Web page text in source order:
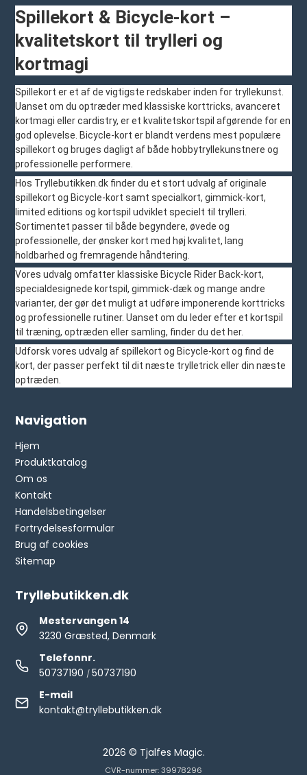
Spillekort & Bicycle-kort –
kvalitetskort til trylleri og
kortmagi
Spillekort er et af de vigtigste redskaber inden for tryllekunst.
Uanset om du optræder med klassiske korttricks, avanceret
kortmagi eller cardistry, er et kvalitetskortspil afgørende for en
god oplevelse. Bicycle-kort er blandt verdens mest populære
spillekort og bruges dagligt af både hobbytryllekunstnere og
professionelle performere.
Hos Tryllebutikken.dk finder du et stort udvalg af originale
spillekort og Bicycle-kort samt specialkort, gimmick-kort,
limited editions og kortspil udviklet specielt til trylleri.
Sortimentet passer til både begyndere, øvede og
professionelle, der ønsker kort med høj kvalitet, lang
holdbarhed og fremragende håndtering.
Vores udvalg omfatter klassiske Bicycle Rider Back-kort,
specialdesignede kortspil, gimmick-dæk og mange andre
varianter, der gør det muligt at udføre imponerende korttricks
og professionelle rutiner. Uanset om du leder efter et kortspil
til træning, optræden eller samling, finder du det her.
Udforsk vores udvalg af spillekort og Bicycle-kort og find de
kort, der passer perfekt til dit næste trylletrick eller din næste
optræden.
Navigation
Hjem
Produktkatalog
Om os
Kontakt
Handelsbetingelser
Fortrydelsesformular
Brug af cookies
Sitemap
Tryllebutikken.dk
Mestervangen 14
3230 Græsted, Denmark
Telefonnr.
50737190 /50737190
E-mail
kontakt@tryllebutikken.dk
2026 © Tjalfes Magic.
CVR-nummer: 39978296